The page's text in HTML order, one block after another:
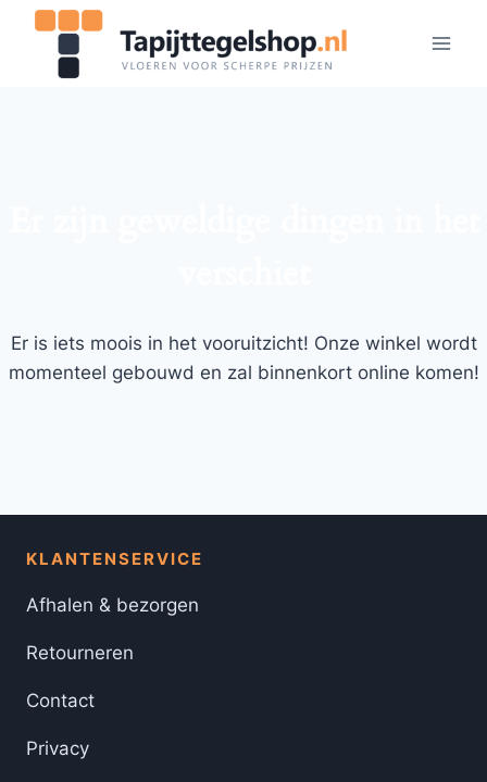
Doorgaan
inhoud
Er is iets moois in het vooruitzicht! Onze winkel wordt
momenteel gebouwd en zal binnenkort online komen!
KLANTENSERVICE
Afhalen & bezorgen
Retourneren
Contact
Privacy